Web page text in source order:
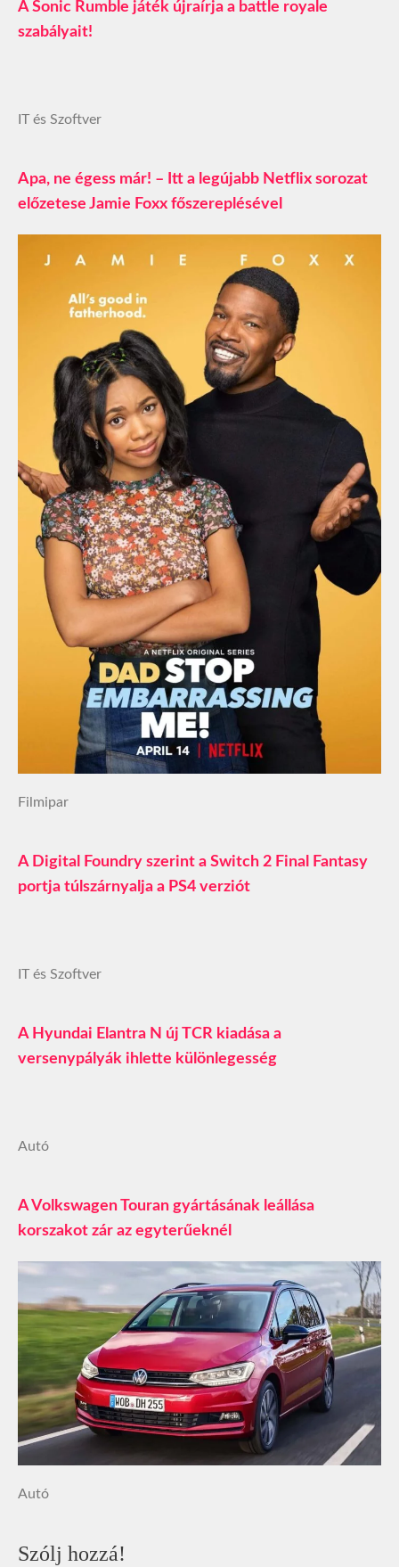
A Sonic Rumble játék újraírja a battle royale
szabályait!
IT és Szoftver
Apa, ne égess már! – Itt a legújabb Netflix sorozat
előzetese Jamie Foxx főszereplésével
Filmipar
A Digital Foundry szerint a Switch 2 Final Fantasy
portja túlszárnyalja a PS4 verziót
IT és Szoftver
A Hyundai Elantra N új TCR kiadása a
versenypályák ihlette különlegesség
Autó
A Volkswagen Touran gyártásának leállása
korszakot zár az egyterűeknél
Autó
Szólj hozzá!